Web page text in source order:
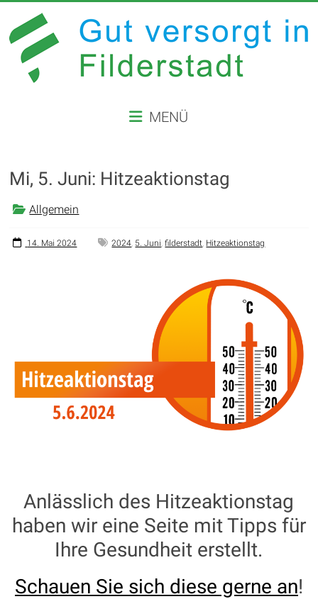
Inhalt
springen
VERSORGT
FILDERSTADT
Website
Stadt
MENÜ
Mi, 5. Juni: Hitzeaktionstag
Allgemein
14. Mai 2024 2024, 5. Juni,filderstadt, Hitzeaktionstag
Anlässlich des Hitzeaktionstag
haben wir eine Seite mit Tipps für
Ihre Gesundheit erstellt.
Schauen Sie sich diese gerne an!